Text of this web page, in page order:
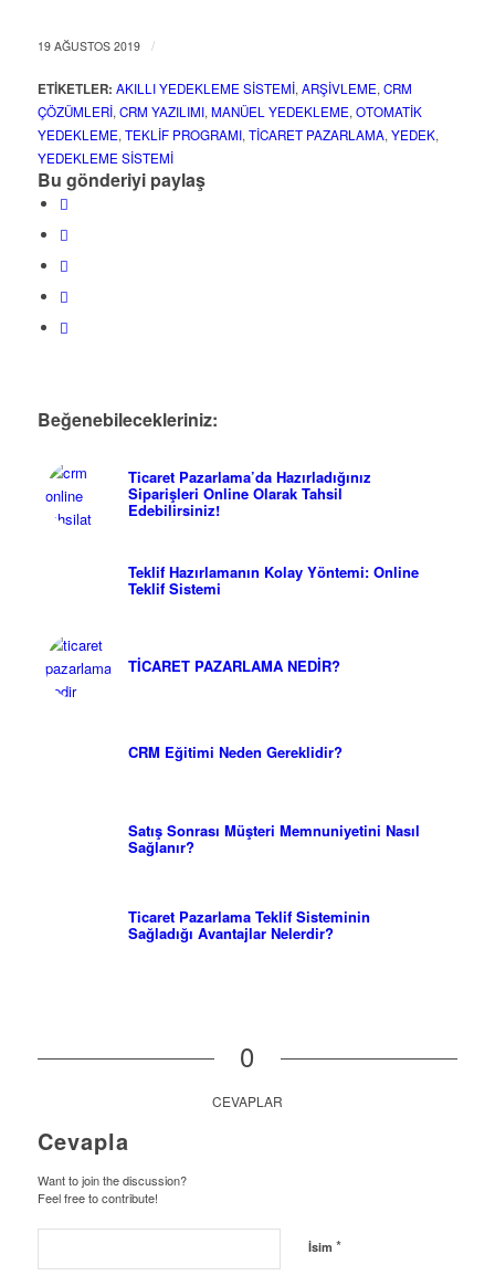
19 AĞUSTOS 2019 /
ETIKETLER: AKILLI YEDEKLEME SISTEMI, ARŞIVLEME, CRM
ÇÖZÜMLERI, CRM YAZILIMI, MANÜEL YEDEKLEME, OTOMATIK
YEDEKLEME, TEKLIF PROGRAMI, TICARET PAZARLAMA, YEDEK,
YEDEKLEME SISTEMI
Bu gönderiyi paylaş
Beğenebilecekleriniz:
Ticaret Pazarlama’da Hazırladığınız
Siparişleri Online Olarak Tahsil
Edebilirsiniz!
Teklif Hazırlamanın Kolay Yöntemi: Online
Teklif Sistemi
TİCARET PAZARLAMA NEDİR?
CRM Eğitimi Neden Gereklidir?
Satış Sonrası Müşteri Memnuniyetini Nasıl
Sağlanır?
Ticaret Pazarlama Teklif Sisteminin
Sağladığı Avantajlar Nelerdir?
0
CEVAPLAR
Cevapla
Want to join the discussion?
Feel free to contribute!
İsim *